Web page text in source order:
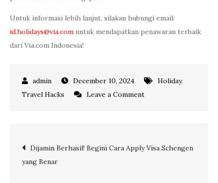
Untuk informasi lebih lanjut, silakan hubungi email:
id.holidays@via.com untuk mendapatkan penawaran terbaik
dari Via.com Indonesia!
December 10, 2024 Holiday,
Travel Hacks
Leave a Commenton
Disney
Post
navigation
Dijamin Berhasil! Begini Cara Apply Visa Schengen
yang Benar